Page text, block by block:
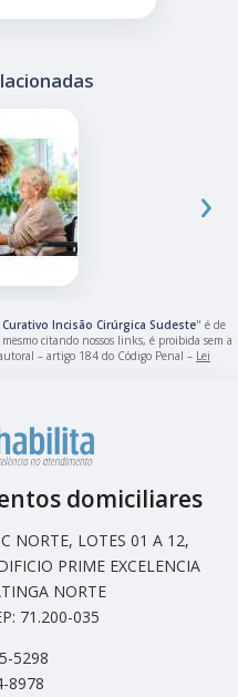
›
Incisão Cirúrgica Sudeste" é de
citando nossos links, é proibida sem a
– artigo 184 do Código Penal – Lei
domiciliares
NORTE, LOTES 01 A 12,
PRIME EXCELENCIA
NORTE
71.200-035
5298
8978